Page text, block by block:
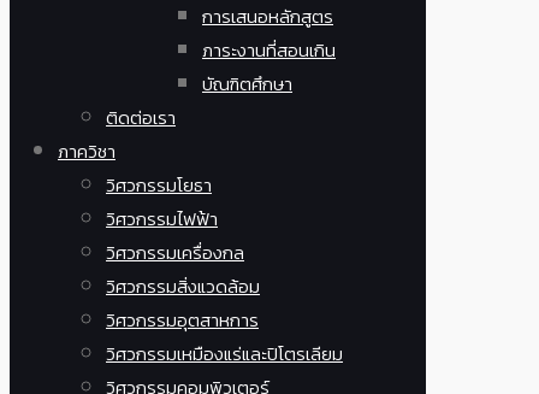
การเสนอหลักสูตร
ภาระงานที่สอนเกิน
บัณฑิตศึกษา
ติดต่อเรา
ภาควิชา
วิศวกรรมโยธา
วิศวกรรมไฟฟ้า
วิศวกรรมเครื่องกล
วิศวกรรมสิ่งแวดล้อม
วิศวกรรมอุตสาหการ
วิศวกรรมเหมืองแร่และปิโตรเลียม
วิศวกรรมคอมพิวเตอร์